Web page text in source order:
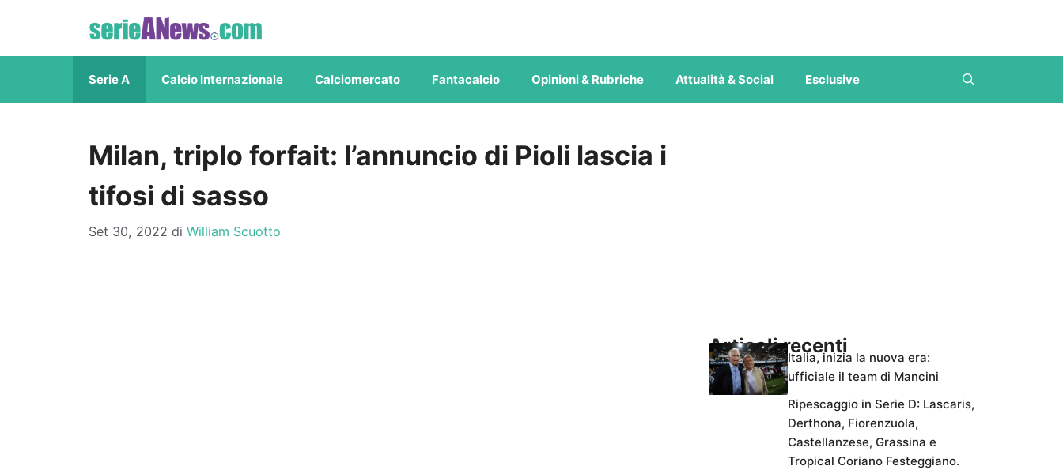
contenuto
Serie A Calcio Internazionale Calciomercato Fantacalcio Opinioni & Rubriche Attualità & Social Esclusive
Milan, triplo forfait: l’annuncio di Pioli lascia i
tifosi di sasso
Set 30, 2022 di William Scuotto
Articoli recenti
Italia, inizia la nuova era:
ufficiale il team di Mancini
Ripescaggio in Serie D: Lascaris,
Derthona, Fiorenzuola,
Castellanzese, Grassina e
Tropical Coriano Festeggiano.